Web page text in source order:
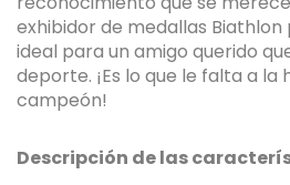
exhibidor de medallas
ideal para un amigo querido
deporte. ¡Es lo que le falta a la
campeón!
Descripción de las